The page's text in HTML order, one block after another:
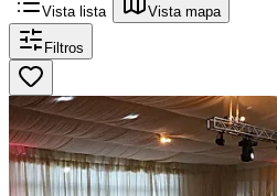
Vista lista Vista mapa
Filtros